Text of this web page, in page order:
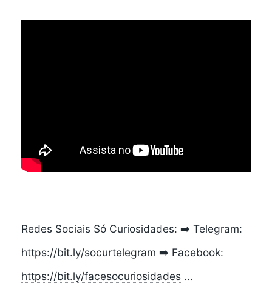
Redes Sociais Só Curiosidades: ➡️ Telegram:
https://bit.ly/socurtelegram ➡️ Facebook:
https://bit.ly/facesocuriosidades...